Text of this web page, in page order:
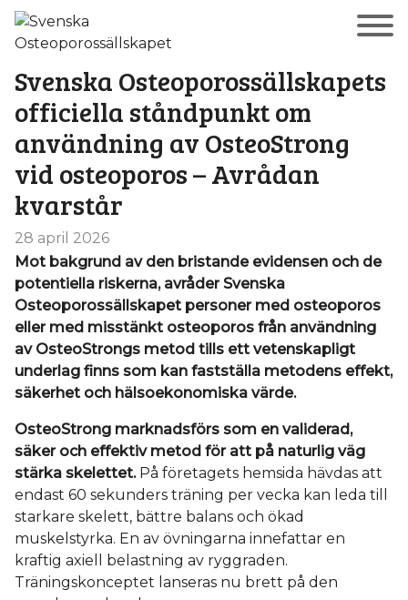
Svenska Osteoporossällskapets
officiella ståndpunkt om
användning av OsteoStrong
vid osteoporos – Avrådan
kvarstår
28 april 2026
Mot bakgrund av den bristande evidensen och de
potentiella riskerna, avråder Svenska
Osteoporossällskapet personer med osteoporos
eller med misstänkt osteoporos från användning
av OsteoStrongs metod tills ett vetenskapligt
underlag finns som kan fastställa metodens effekt,
säkerhet och hälsoekonomiska värde.
OsteoStrong marknadsförs som en validerad,
säker och effektiv metod för att på naturlig väg
stärka skelettet. På företagets hemsida hävdas att
endast 60 sekunders träning per vecka kan leda till
starkare skelett, bättre balans och ökad
muskelstyrka. En av övningarna innefattar en
kraftig axiell belastning av ryggraden.
Träningskonceptet lanseras nu brett på den